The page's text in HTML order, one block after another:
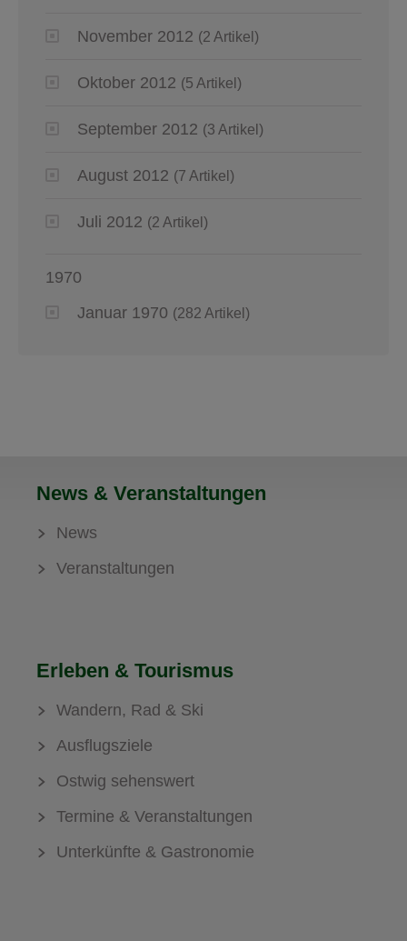
November 2012 (2 Artikel)
Oktober 2012 (5 Artikel)
September 2012 (3 Artikel)
August 2012 (7 Artikel)
Juli 2012 (2 Artikel)
1970
Januar 1970 (282 Artikel)
News & Veranstaltungen
News
Veranstaltungen
Erleben & Tourismus
Wandern, Rad & Ski
Ausflugsziele
Ostwig sehenswert
Termine & Veranstaltungen
Unterkünfte & Gastronomie